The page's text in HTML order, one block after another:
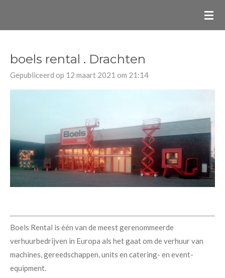
hoofdinhoud
boels rental . Drachten
Gepubliceerd op 12 maart 2021 om 21:14
Boels Rental is één van de meest gerenommeerde
verhuurbedrijven in Europa als het gaat om de verhuur van
machines, gereedschappen, units en catering- en event-
equipment.